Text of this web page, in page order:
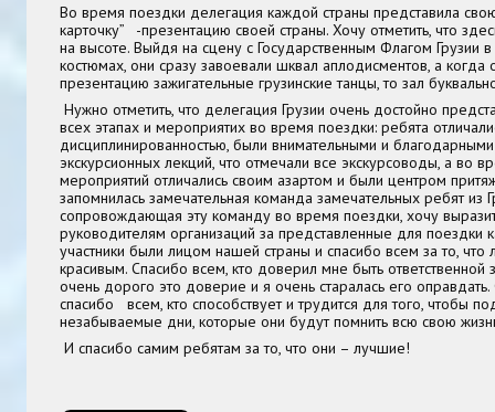
Во время поездки делегация каждой страны представила
карточку” -презентацию своей страны. Хочу отметить, что
на высоте. Выйдя на сцену с Государственным Флагом Грузии
костюмах, они сразу завоевали шквал аплодисментов, а
презентацию зажигательные грузинские танцы, то зал
Нужно отметить, что делегация Грузии очень достойно
всех этапах и мероприятих во время поездки: ребята
дисциплинированностью, были внимательными и
экскурсионных лекций, что отмечали все экскурсоводы, а во
мероприятий отличались своим азартом и были центром
запомнилась замечательная команда замечательных ребят из
сопровождающая эту команду во время поездки, хочу
руководителям организаций за представленные для поездки
участники были лицом нашей страны и спасибо всем за то,
красивым. Спасибо всем, кто доверил мне быть ответственной
очень дорого это доверие и я очень старалась его
спасибо всем, кто способствует и трудится для того, чтобы
незабываемые дни, которые они будут помнить всю свою
И спасибо самим ребятам за то, что они – лучшие!